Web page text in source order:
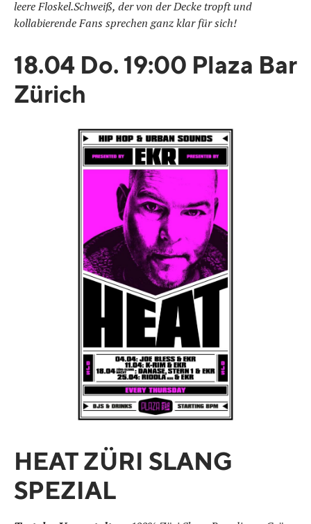
leere Floskel.Schweiß, der von der Decke tropft und
kollabierende Fans sprechen ganz klar für sich!
18.04 Do. 19:00 Plaza Bar
Zürich
HEAT ZÜRI SLANG
SPEZIAL